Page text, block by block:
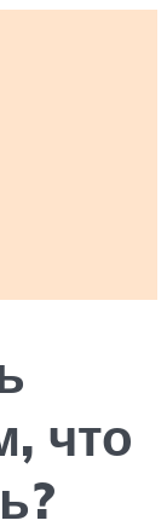
что